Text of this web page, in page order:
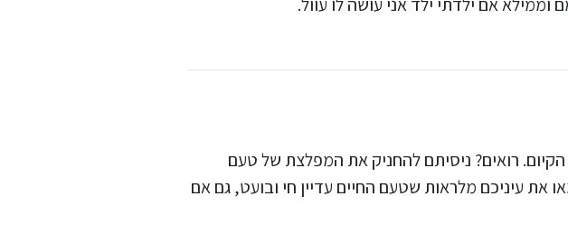
רואים? ניסיתם להחניק את המפלצת של טעם
עיניכם מלראות שטעם החיים עדיין חי ובועט, גם אם